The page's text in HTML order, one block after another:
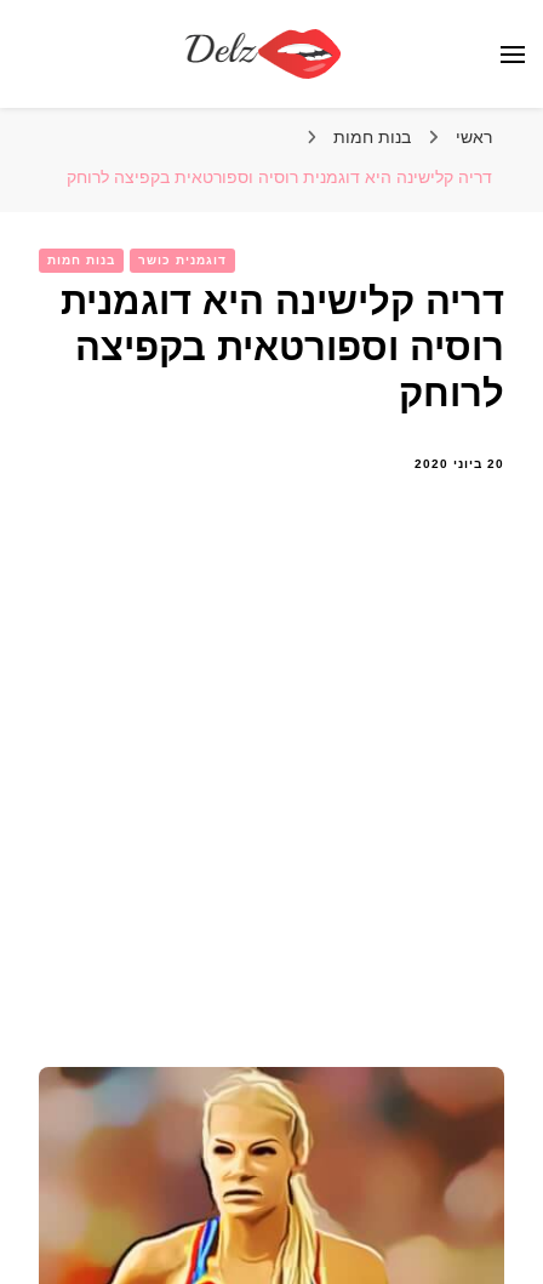
ראשי בנות חמות
דריה קלישינה היא דוגמנית רוסיה וספורטאית בקפיצה לרוחק
בנות חמות דוגמנית כושר
דריה קלישינה היא דוגמנית
רוסיה וספורטאית בקפיצה
לרוחק
20 ביוני 2020